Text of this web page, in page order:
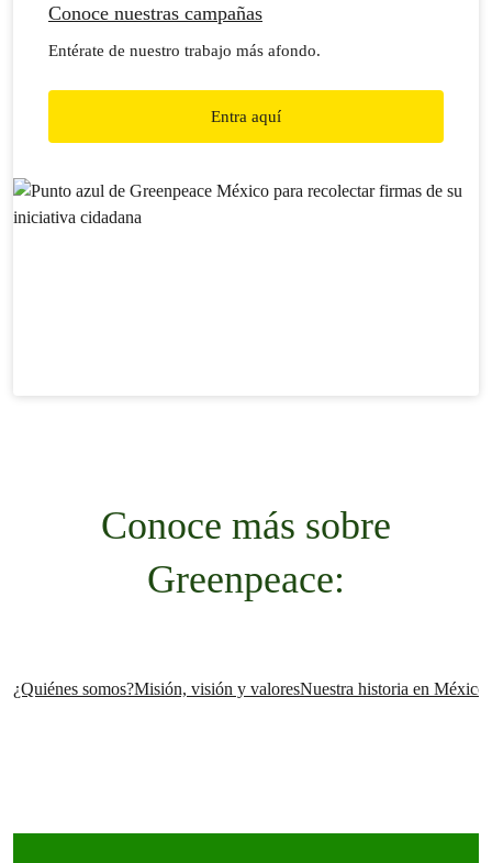
Conoce nuestras campañas
Entérate de nuestro trabajo más afondo.
Entra aquí
Conoce más sobre
Greenpeace:
¿Quiénes somos?Misión, visión y valoresNuestra historia en México